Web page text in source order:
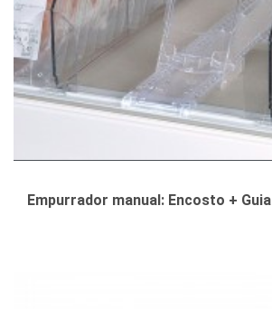
Empurrador manual: Encosto + Guia